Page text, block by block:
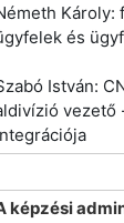
Károly:
és
István:
vezető
képzési